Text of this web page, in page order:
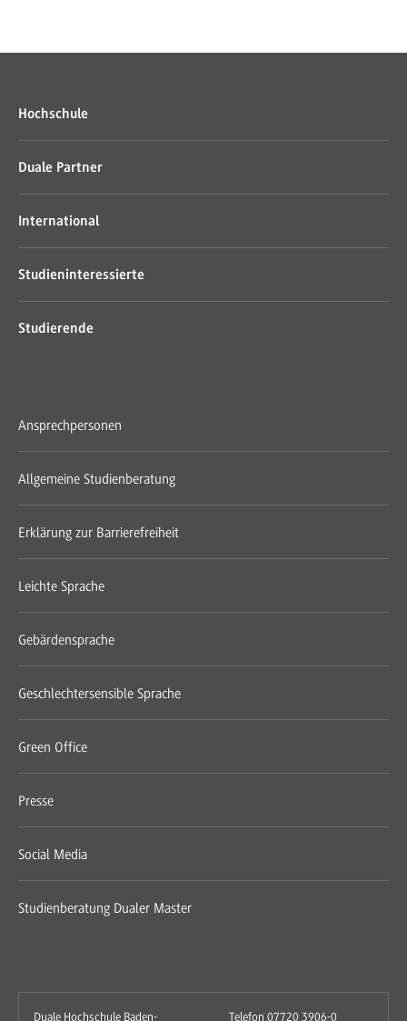
Hochschule
Duale Partner
International
Studieninteressierte
Studierende
Ansprechpersonen
Allgemeine Studienberatung
Erklärung zur Barrierefreiheit
Leichte Sprache
Gebärdensprache
Geschlechtersensible Sprache
Green Office
Presse
Social Media
Studienberatung Dualer Master
Duale Hochschule Baden- Telefon 07720 3906-0